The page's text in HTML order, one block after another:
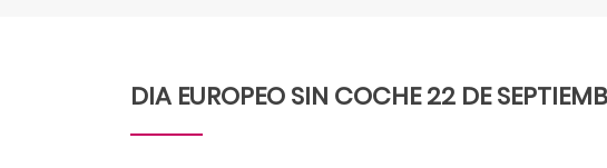
DIA EUROPEO SIN COCHE 22 DE